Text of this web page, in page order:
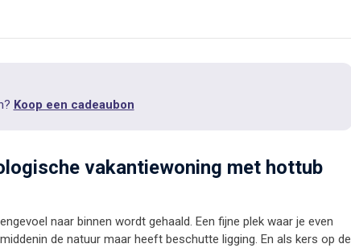
Koop een cadeaubon
vakantiewoning met hottub
naar binnen wordt gehaald‭.‬‭ ‬Een fijne plek waar je even
de natuur maar heeft beschutte ligging. En als kers op de